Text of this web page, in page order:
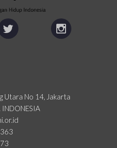
Utara No 14, Jakarta